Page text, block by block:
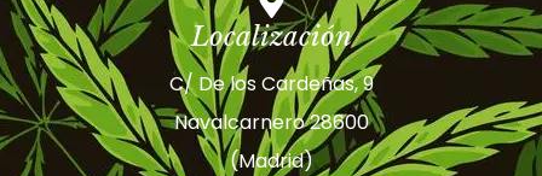
Localización
C/ De los Cardeñas, 9
Navalcarnero 28600
(Madrid)